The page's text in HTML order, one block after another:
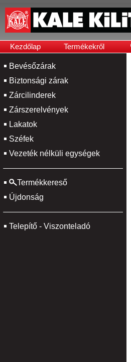
Kezdőlap Termékekről
Bevésőzárak
Biztonsági zárak
Zárcilinderek
Zárszerelvények
Lakatok
Széfek
Vezeték nélküli egységek
Termékkereső
Újdonság
Telepítő - Viszonteladó